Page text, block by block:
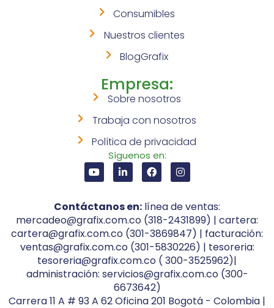
Consumibles
Nuestros clientes
BlogGrafix
Empresa:
Sobre nosotros
Trabaja con nosotros
Política de privacidad
Síguenos en:
Contáctanos en: línea de ventas:
mercadeo@grafix.com.co (318-2431899) | cartera:
cartera@grafix.com.co (301-3869847) | facturación:
ventas@grafix.com.co (301-5830226) | tesoreria:
tesoreria@grafix.com.co ( 300-3525962)|
administración: servicios@grafix.com.co (300-
6673642)
Carrera 11 A # 93 A 62 Oficina 201 Bogotá - Colombia |